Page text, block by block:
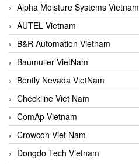
Alpha Moisture Systems Vietnam
AUTEL Vietnam
B&R Automation Vietnam
Baumuller VietNam
Bently Nevada VietNam
Checkline Viet Nam
ComAp Vietnam
Crowcon Viet Nam
Dongdo Tech Vietnam